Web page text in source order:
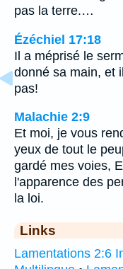
pas la terre.…
Ézéchiel 17:18
Il a méprisé le
donné sa main, et
pas!
Malachie 2:9
Et moi, je vous
yeux de tout le
gardé mes voies,
l'apparence des
la loi.
Links
Lamentations 2:6